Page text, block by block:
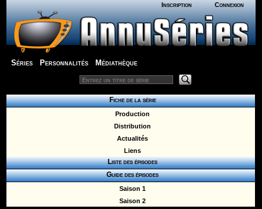
Inscription Connexion
Séries Personnalités Médiathèque
Fiche de la série
Production
Distribution
Actualités
Liens
Liste des épisodes
Guide des épisodes
Saison 1
Saison 2